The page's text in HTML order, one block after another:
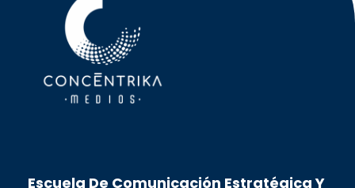
Escuela De Comunicación Estratégica Y